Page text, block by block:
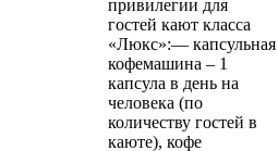
привилегии для
гостей кают класса
«Люкс»:— капсульная
кофемашина – 1
капсула в день на
человека (по
количеству гостей в
каюте), кофе